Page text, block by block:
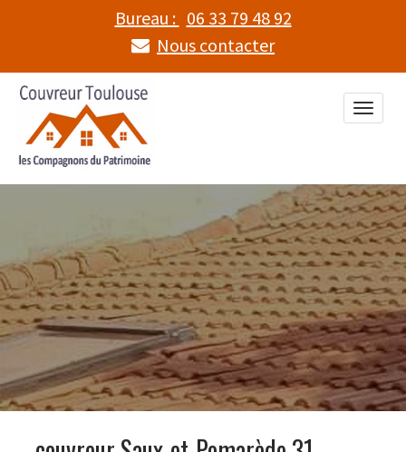
Bureau : 06 33 79 48 92
Nous contacter
Toggle